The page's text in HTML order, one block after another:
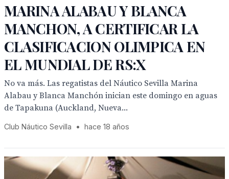
MARINA ALABAU Y BLANCA
MANCHON, A CERTIFICAR LA
CLASIFICACION OLIMPICA EN
EL MUNDIAL DE RS:X
No va más. Las regatistas del Náutico Sevilla Marina
Alabau y Blanca Manchón inician este domingo en aguas
de Tapakuna (Auckland, Nueva...
Club Náutico Sevilla • hace 18 años